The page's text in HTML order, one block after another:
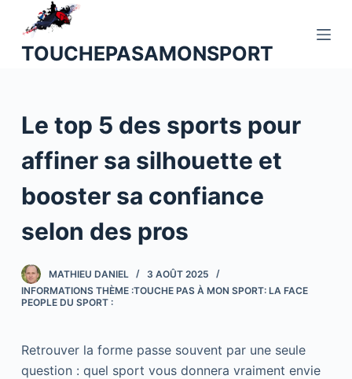
u
o
n
u
TOUCHEPASAMONSPORT
Le top 5 des sports pour
affiner sa silhouette et
booster sa confiance
selon des pros
MATHIEU DANIEL
3 AOÛT 2025
INFORMATIONS THÈME :TOUCHE PAS À MON SPORT: LA FACE
PEOPLE DU SPORT :
Retrouver la forme passe souvent par une seule
question : quel sport vous donnera vraiment envie